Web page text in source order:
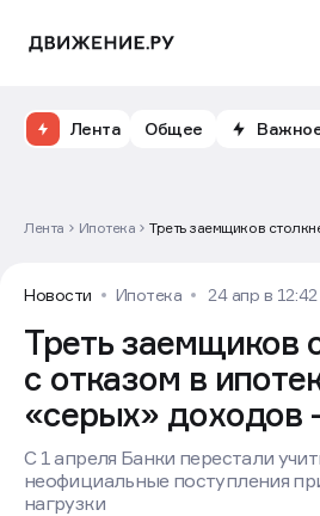
Лента Общее
Лента Ипотека
Треть заемщиков
Новости Ипотека 24 апр в 12:42
Треть заемщиков
с отказом в
«серых» доходов
С 1 апреля Банки перестали
неофициальные поступления
нагрузки